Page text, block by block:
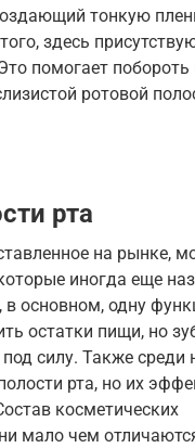
тонкую
здесь
помогает
ротовой
рта
на рынке,
иногда еще
основном, одну
остатки пищи, но
силу. Также среди
рта, но их
косметических
мало чем